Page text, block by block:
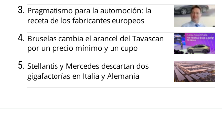
Pragmatismo para la automoción: la
receta de los fabricantes europeos
Bruselas cambia el arancel del Tavascan
por un precio mínimo y un cupo
Stellantis y Mercedes descartan dos
gigafactorías en Italia y Alemania